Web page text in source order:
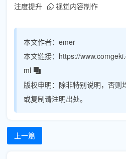
注度提升
视觉内容制作
本文作者： emer
本文链接： https://
ml
版权申明： 除非特别说明，否则
或复制请注明出处。
上一篇